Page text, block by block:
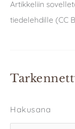
Artikkeliin
tiedelehdille (CC
Hakusana